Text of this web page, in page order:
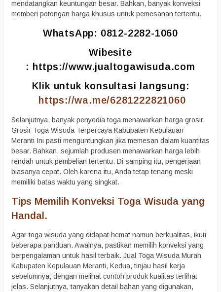
mendatangkan keuntungan besar. Bahkan, banyak konveksi
memberi potongan harga khusus untuk pemesanan tertentu.
WhatsApp: 0812-2282-1060
Wibesite
: https://www.jualtogawisuda.com
Klik untuk konsultasi langsung:
https://wa.me/6281222821060
Selanjutnya, banyak penyedia toga menawarkan harga grosir.
Grosir Toga Wisuda Terpercaya Kabupaten Kepulauan
Meranti Ini pasti menguntungkan jika memesan dalam kuantitas
besar. Bahkan, sejumlah produsen menawarkan harga lebih
rendah untuk pembelian tertentu. Di samping itu, pengerjaan
biasanya cepat. Oleh karena itu, Anda tetap tenang meski
memiliki batas waktu yang singkat.
Tips Memilih Konveksi Toga Wisuda yang
Handal.
Agar toga wisuda yang didapat hemat namun berkualitas, ikuti
beberapa panduan. Awalnya, pastikan memilih konveksi yang
berpengalaman untuk hasil terbaik. Jual Toga Wisuda Murah
Kabupaten Kepulauan Meranti, Kedua, tinjau hasil kerja
sebelumnya, dengan melihat contoh produk kualitas terlihat
jelas. Selanjutnya, tanyakan detail bahan yang digunakan,